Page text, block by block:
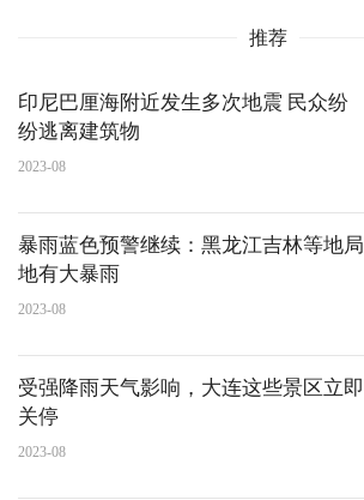
推荐
印尼巴厘海附近发生多次地震 民众纷
纷逃离建筑物
2023-08
暴雨蓝色预警继续：黑龙江吉林等地局
地有大暴雨
2023-08
受强降雨天气影响，大连这些景区立即
关停
2023-08